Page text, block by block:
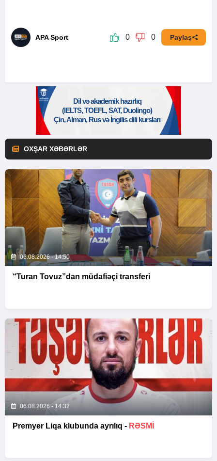
APA Sport 0 0 Paylaş
OXŞAR XƏBƏRLƏR
06.08.2026 - 14:50
“Turan Tovuz”dan müdafiəçi transferi
06.08.2026 - 14:32
Premyer Liqa klubunda ayrılıq - RƏSMİ